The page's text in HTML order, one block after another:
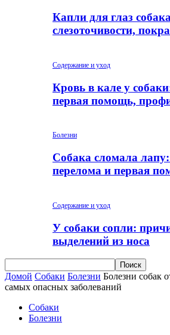
Капли для глаз
слезоточивости,
Содержание и уход
Кровь в кале у
первая помощь,
Болезни
Собака сломала
перелома и первая
Содержание и уход
У собаки сопли:
выделений из носа
Домой Собаки Болезни Болезни собак
самых опасных заболеваний
Собаки
Болезни